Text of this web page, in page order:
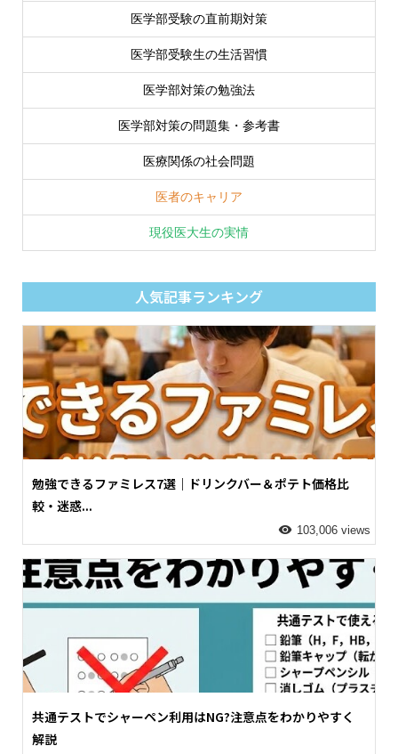
医学部受験の直前期対策
医学部受験生の生活習慣
医学部対策の勉強法
医学部対策の問題集・参考書
医療関係の社会問題
医者のキャリア
現役医大生の実情
人気記事ランキング
勉強できるファミレス7選｜ドリンクバー＆ポテト価格比
較・迷惑...
103,006 views
共通テストでシャーペン利用はNG?注意点をわかりやすく
解説